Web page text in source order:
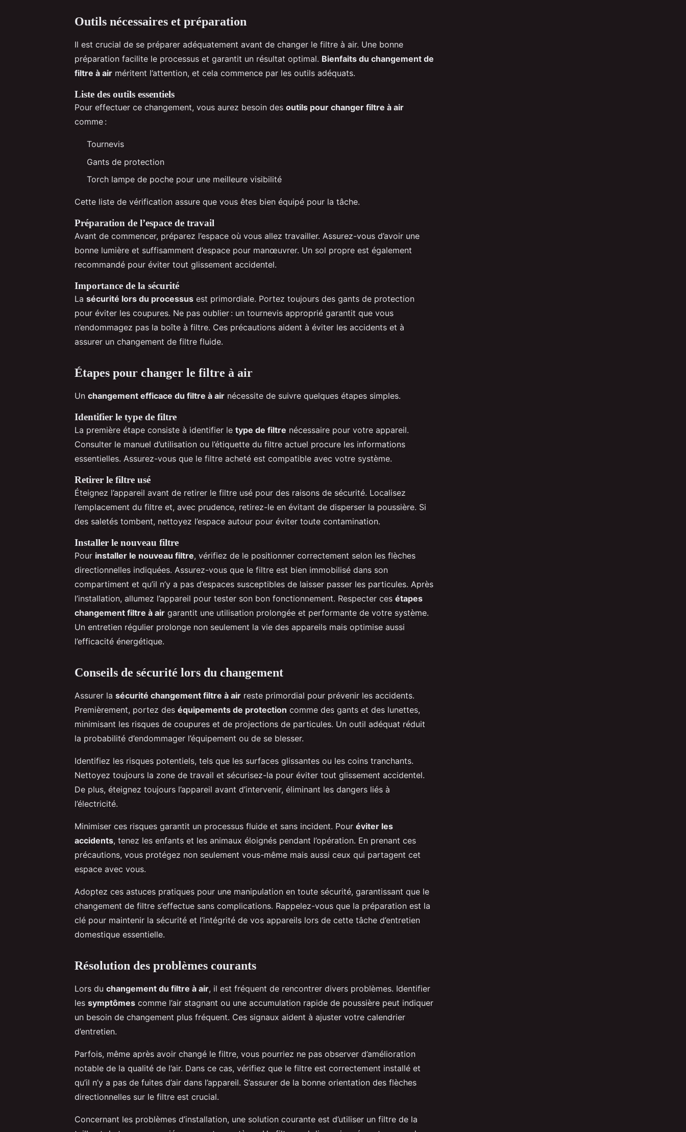
Outils nécessaires et préparation
Il est crucial de se préparer adéquatement avant de changer le filtre à air. Une bonne
préparation facilite le processus et garantit un résultat optimal. Bienfaits du changement de
filtre à air méritent l’attention, et cela commence par les outils adéquats.
Liste des outils essentiels
Pour effectuer ce changement, vous aurez besoin des outils pour changer filtre à air
comme :
Tournevis
Gants de protection
Torch lampe de poche pour une meilleure visibilité
Cette liste de vérification assure que vous êtes bien équipé pour la tâche.
Préparation de l’espace de travail
Avant de commencer, préparez l’espace où vous allez travailler. Assurez-vous d’avoir une
bonne lumière et suffisamment d’espace pour manœuvrer. Un sol propre est également
recommandé pour éviter tout glissement accidentel.
Importance de la sécurité
La sécurité lors du processus est primordiale. Portez toujours des gants de protection
pour éviter les coupures. Ne pas oublier : un tournevis approprié garantit que vous
n’endommagez pas la boîte à filtre. Ces précautions aident à éviter les accidents et à
assurer un changement de filtre fluide.
Étapes pour changer le filtre à air
Un changement efficace du filtre à air nécessite de suivre quelques étapes simples.
Identifier le type de filtre
La première étape consiste à identifier le type de filtre nécessaire pour votre appareil.
Consulter le manuel d’utilisation ou l’étiquette du filtre actuel procure les informations
essentielles. Assurez-vous que le filtre acheté est compatible avec votre système.
Retirer le filtre usé
Éteignez l’appareil avant de retirer le filtre usé pour des raisons de sécurité. Localisez
l’emplacement du filtre et, avec prudence, retirez-le en évitant de disperser la poussière. Si
des saletés tombent, nettoyez l’espace autour pour éviter toute contamination.
Installer le nouveau filtre
Pour installer le nouveau filtre, vérifiez de le positionner correctement selon les flèches
directionnelles indiquées. Assurez-vous que le filtre est bien immobilisé dans son
compartiment et qu’il n’y a pas d’espaces susceptibles de laisser passer les particules. Après
l’installation, allumez l’appareil pour tester son bon fonctionnement. Respecter ces étapes
changement filtre à air garantit une utilisation prolongée et performante de votre système.
Un entretien régulier prolonge non seulement la vie des appareils mais optimise aussi
l’efficacité énergétique.
Conseils de sécurité lors du changement
Assurer la sécurité changement filtre à air reste primordial pour prévenir les accidents.
Premièrement, portez des équipements de protection comme des gants et des lunettes,
minimisant les risques de coupures et de projections de particules. Un outil adéquat réduit
la probabilité d’endommager l’équipement ou de se blesser.
Identifiez les risques potentiels, tels que les surfaces glissantes ou les coins tranchants.
Nettoyez toujours la zone de travail et sécurisez-la pour éviter tout glissement accidentel.
De plus, éteignez toujours l’appareil avant d’intervenir, éliminant les dangers liés à
l’électricité.
Minimiser ces risques garantit un processus fluide et sans incident. Pour éviter les
accidents, tenez les enfants et les animaux éloignés pendant l’opération. En prenant ces
précautions, vous protégez non seulement vous-même mais aussi ceux qui partagent cet
espace avec vous.
Adoptez ces astuces pratiques pour une manipulation en toute sécurité, garantissant que le
changement de filtre s’effectue sans complications. Rappelez-vous que la préparation est la
clé pour maintenir la sécurité et l’intégrité de vos appareils lors de cette tâche d’entretien
domestique essentielle.
Résolution des problèmes courants
Lors du changement du filtre à air, il est fréquent de rencontrer divers problèmes. Identifier
les symptômes comme l’air stagnant ou une accumulation rapide de poussière peut indiquer
un besoin de changement plus fréquent. Ces signaux aident à ajuster votre calendrier
d’entretien.
Parfois, même après avoir changé le filtre, vous pourriez ne pas observer d’amélioration
notable de la qualité de l’air. Dans ce cas, vérifiez que le filtre est correctement installé et
qu’il n’y a pas de fuites d’air dans l’appareil. S’assurer de la bonne orientation des flèches
directionnelles sur le filtre est crucial.
Concernant les problèmes d’installation, une solution courante est d’utiliser un filtre de la